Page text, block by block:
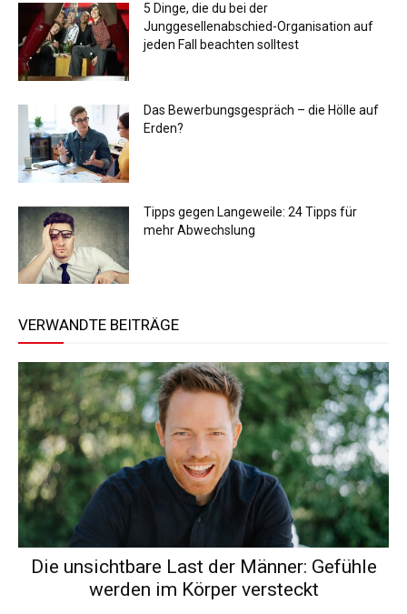
5 Dinge, die du bei der
Junggesellenabschied-Organisation auf
jeden Fall beachten solltest
Das Bewerbungsgespräch – die Hölle auf
Erden?
Tipps gegen Langeweile: 24 Tipps für
mehr Abwechslung
VERWANDTE BEITRÄGE
Die unsichtbare Last der Männer: Gefühle
werden im Körper versteckt